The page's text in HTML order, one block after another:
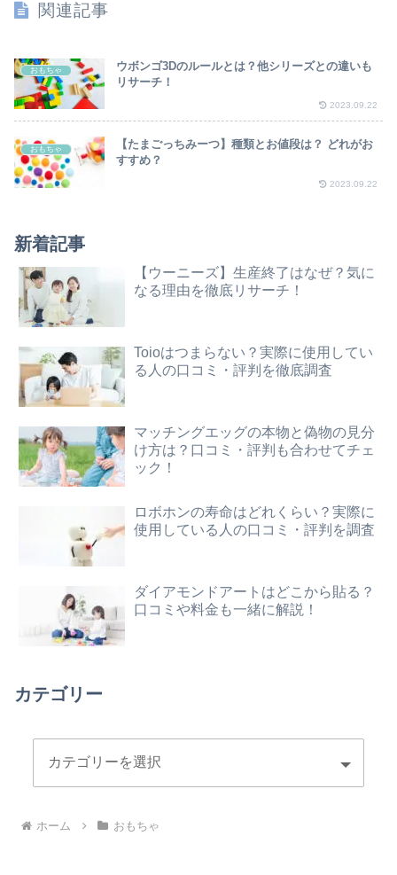
関連記事
おもちゃ
ウボンゴ3Dのルールとは？他シリーズとの違いも
リサーチ！
2023.09.22
おもちゃ
【たまごっちみーつ】種類とお値段は？ どれがお
すすめ？
2023.09.22
新着記事
【ウーニーズ】生産終了はなぜ？気に
なる理由を徹底リサーチ！
Toioはつまらない？実際に使用してい
る人の口コミ・評判を徹底調査
マッチングエッグの本物と偽物の見分
け方は？口コミ・評判も合わせてチェ
ック！
ロボホンの寿命はどれくらい？実際に
使用している人の口コミ・評判を調査
ダイアモンドアートはどこから貼る？
口コミや料金も一緒に解説！
カテゴリー
ホーム おもちゃ